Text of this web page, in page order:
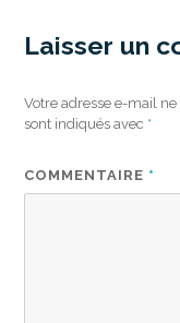
Laisser un
Votre adresse e-mail
sont indiqués avec *
COMMENTAIRE *